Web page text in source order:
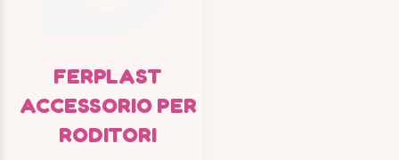
FERPLAST
ACCESSORIO PER
RODITORI